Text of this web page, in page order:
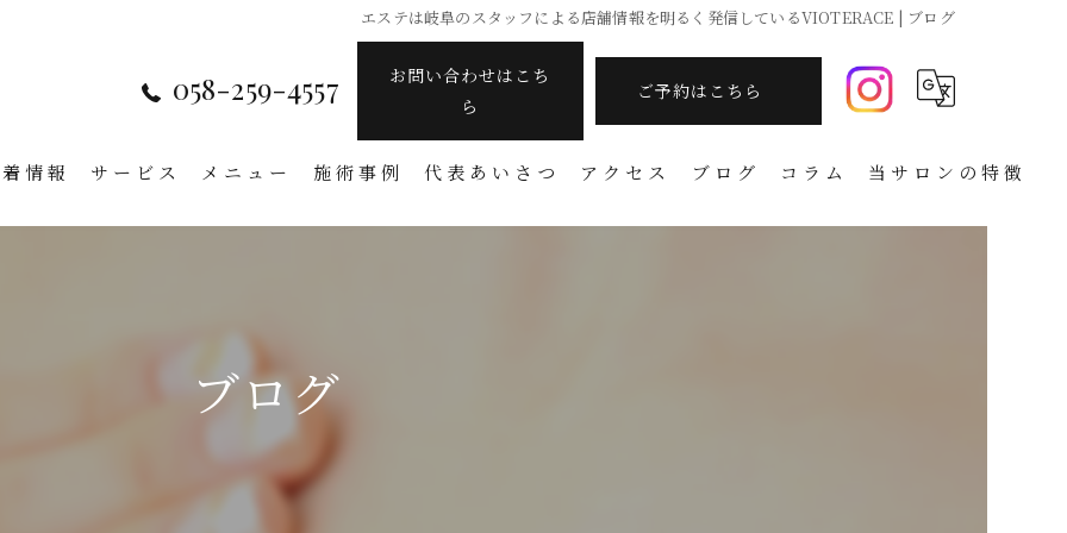
エステは岐阜のスタッフによる店舗情報を明るく発信しているVIOTERACE | ブログ
058-259-4557
お問い合わせはこち
ら
ご予約はこちら
情報 サービス メニュー 施術事例 代表あいさつ アクセス ブログ コラム 当サロンの特徴
ブログ